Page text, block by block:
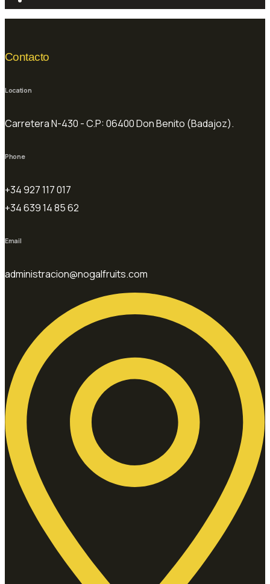
Contacto
Location
Carretera N-430 - C.P: 06400 Don Benito (Badajoz).
Phone
+34 927 117 017
+34 639 14 85 62
Email
administracion@nogalfruits.com